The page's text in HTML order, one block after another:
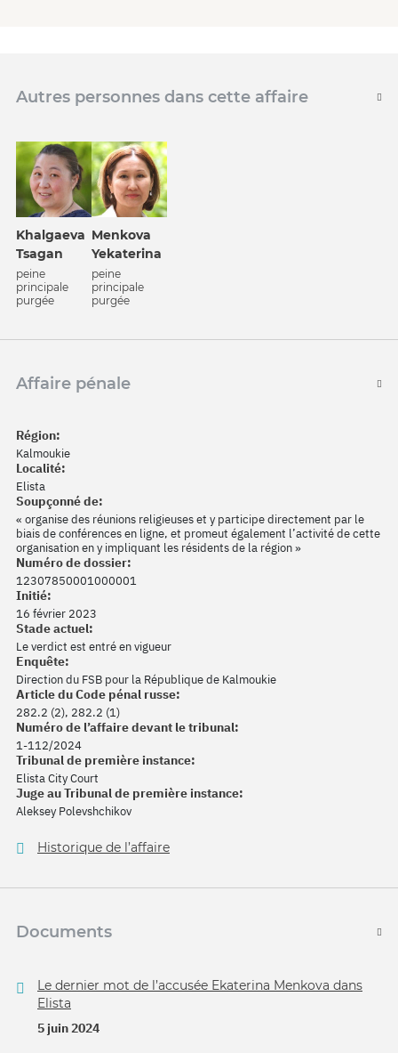
Autres personnes dans cette affaire
Khalgaeva
Tsagan
peine
principale
purgée
Menkova
Yekaterina
peine
principale
purgée
Affaire pénale
Région:
Kalmoukie
Localité:
Elista
Soupçonné de:
« organise des réunions religieuses et y participe directement par le
biais de conférences en ligne, et promeut également l’activité de cette
organisation en y impliquant les résidents de la région »
Numéro de dossier:
12307850001000001
Initié:
16 février 2023
Stade actuel:
Le verdict est entré en vigueur
Enquête:
Direction du FSB pour la République de Kalmoukie
Article du Code pénal russe:
282.2 (2), 282.2 (1)
Numéro de l’affaire devant le tribunal:
1-112/2024
Tribunal de première instance:
Elista City Court
Juge au Tribunal de première instance:
Aleksey Polevshchikov
Historique de l’affaire
Documents
Le dernier mot de l’accusée Ekaterina Menkova dans
Elista
5 juin 2024